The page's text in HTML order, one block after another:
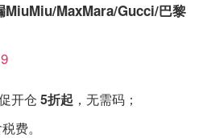
MiuMiu/MaxMara/Gucci/巴黎
开仓 5折起 ，无需码；
费。